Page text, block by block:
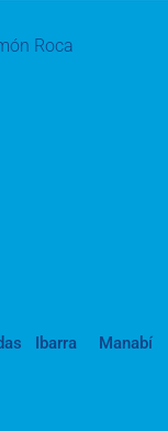
Roca
Ibarra
Manabí